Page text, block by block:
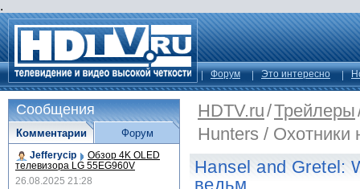
.
Форум Это интересно
HDTV.ru/Трейлеры
Hunters / Охотники
Hansel and Gretel:
ведьм
Сообщения
Комментарии
Jefferycip Обзор 4K OLED
телевизора LG 55EG960V
26.08.2025 21:28
Форум